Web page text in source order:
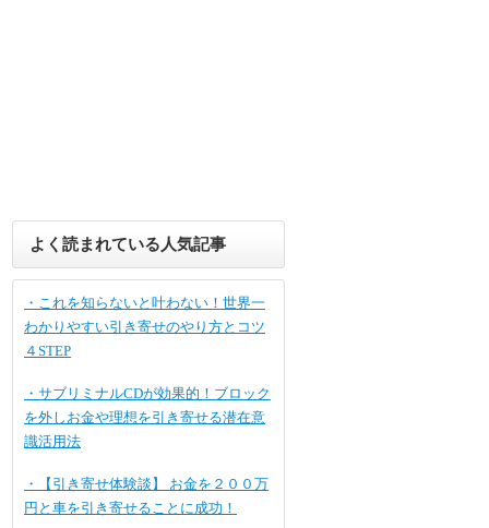
よく読まれている人気記事
・これを知らないと叶わない！世界一
わかりやすい引き寄せのやり方とコツ
４STEP
・サブリミナルCDが効果的！ブロック
を外しお金や理想を引き寄せる潜在意
識活用法
・【引き寄せ体験談】 お金を２００万
円と車を引き寄せることに成功！